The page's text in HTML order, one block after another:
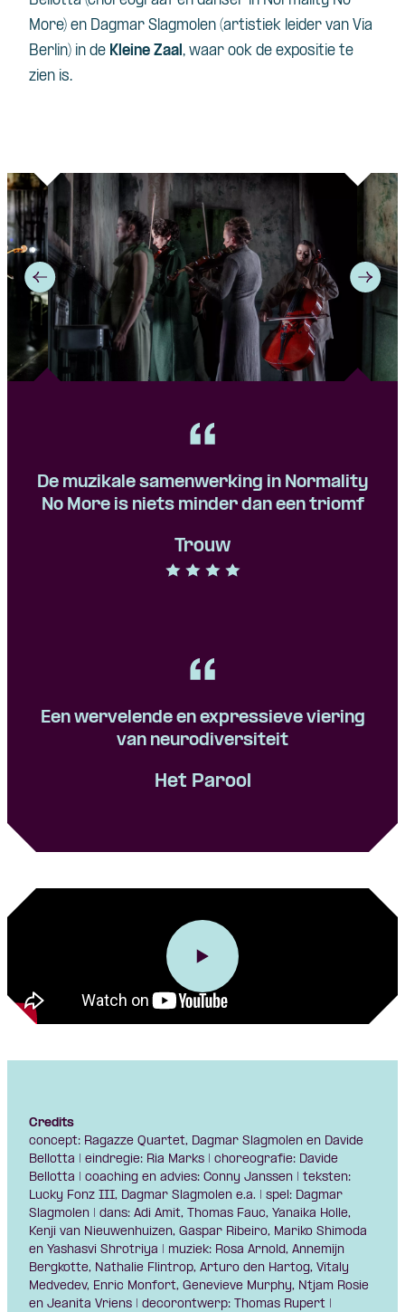
More) en Dagmar Slagmolen (artistiek leider van Via
Berlin) in de Kleine Zaal , waar ook de expositie te
zien is.
De muzikale samenwerking in Normality
No More is niets minder dan een triomf
Trouw
Een wervelende en expressieve viering
van neurodiversiteit
Het Parool
Credits
concept: Ragazze Quartet, Dagmar Slagmolen en Davide
Bellotta | eindregie: Ria Marks | choreografie: Davide
Bellotta | coaching en advies: Conny Janssen | teksten:
Lucky Fonz III, Dagmar Slagmolen e.a. | spel: Dagmar
Slagmolen | dans: Adi Amit, Thomas Fauc, Yanaika Holle,
Kenji van Nieuwenhuizen, Gaspar Ribeiro, Mariko Shimoda
en Yashasvi Shrotriya | muziek: Rosa Arnold, Annemijn
Bergkotte, Nathalie Flintrop, Arturo den Hartog, Vitaly
Medvedev, Enric Monfort, Genevieve Murphy, Ntjam Rosie
en Jeanita Vriens | decorontwerp: Thomas Rupert |